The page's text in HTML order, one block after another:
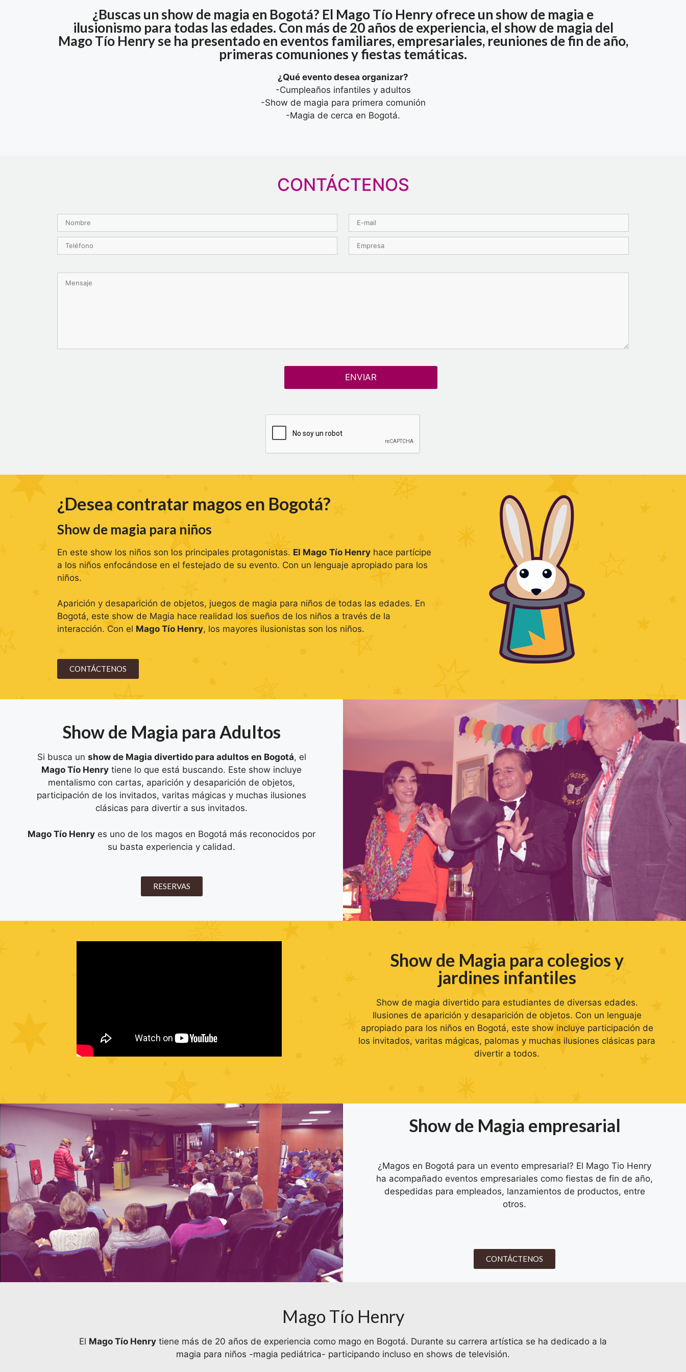
¿Buscas un show de magia en Bogotá? El Mago Tío Henry ofrece un show de magia e
ilusionismo para todas las edades. Con más de 20 años de experiencia, el show de magia del
Mago Tío Henry se ha presentado en eventos familiares, empresariales, reuniones de fin de año,
primeras comuniones y fiestas temáticas.
¿Qué evento desea organizar?
-Cumpleaños infantiles y adultos
-Show de magia para primera comunión
-Magia de cerca en Bogotá.
CONTÁCTENOS
¿Desea contratar magos en Bogotá?
Show de magia para niños
En este show los niños son los principales protagonistas. El Mago Tío Henry hace partícipe
a los niños enfocándose en el festejado de su evento. Con un lenguaje apropiado para los
niños.
Aparición y desaparición de objetos, juegos de magia para niños de todas las edades. En
Bogotá, este show de Magia hace realidad los sueños de los niños a través de la
interacción. Con el Mago Tío Henry, los mayores ilusionistas son los niños.
CONTÁCTENOS
Show de Magia para Adultos
Si busca un show de Magia divertido para adultos en Bogotá, el
Mago Tío Henry tiene lo que está buscando. Este show incluye
mentalismo con cartas, aparición y desaparición de objetos,
participación de los invitados, varitas mágicas y muchas ilusiones
clásicas para divertir a sus invitados.
Mago Tío Henry es uno de los magos en Bogotá más reconocidos por
su basta experiencia y calidad.
RESERVAS
Show de Magia para colegios y
jardines infantiles
Show de magia divertido para estudiantes de diversas edades.
Ilusiones de aparición y desaparición de objetos. Con un lenguaje
apropiado para los niños en Bogotá, este show incluye participación de
los invitados, varitas mágicas, palomas y muchas ilusiones clásicas para
divertir a todos.
Show de Magia empresarial
¿Magos en Bogotá para un evento empresarial? El Mago Tio Henry
ha acompañado eventos empresariales como fiestas de fin de año,
despedidas para empleados, lanzamientos de productos, entre
otros.
CONTÁCTENOS
Mago Tío Henry
El Mago Tío Henry tiene más de 20 años de experiencia como mago en Bogotá. Durante su carrera artística se ha dedicado a la
magia para niños -magia pediátrica- participando incluso en shows de televisión.